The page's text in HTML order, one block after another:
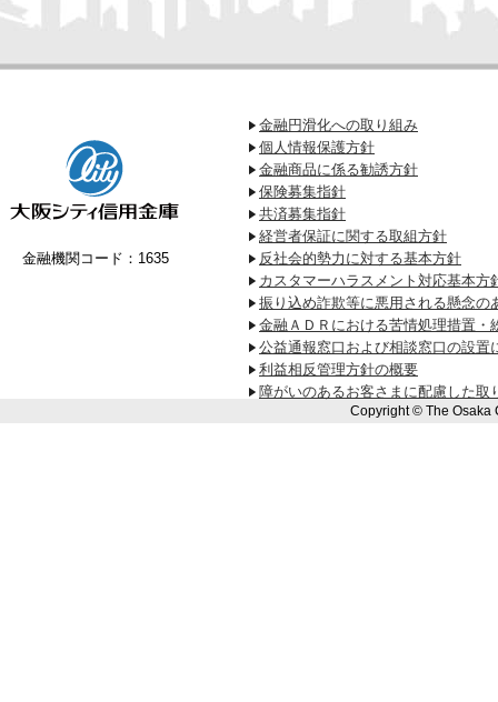
金融機関コード：1635
金融円滑化への取り組み
個人情報保護方針
金融商品に係る勧誘方針
保険募集指針
共済募集指針
経営者保証に関する取組方針
反社会的勢力に対する基本方針
カスタマーハラスメント対応基本方
振り込め詐欺等に悪用される懸念の
金融ＡＤＲにおける苦情処理措置・
公益通報窓口および相談窓口の設置
利益相反管理方針の概要
障がいのあるお客さまに配慮した取
Copyright © The